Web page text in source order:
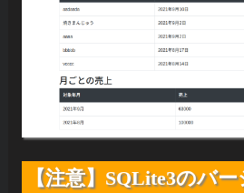
【注意】SQLite3のバ